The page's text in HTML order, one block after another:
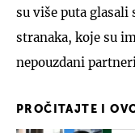
su više puta
stranaka, koje su
nepouzdani
PROČITAJTE I